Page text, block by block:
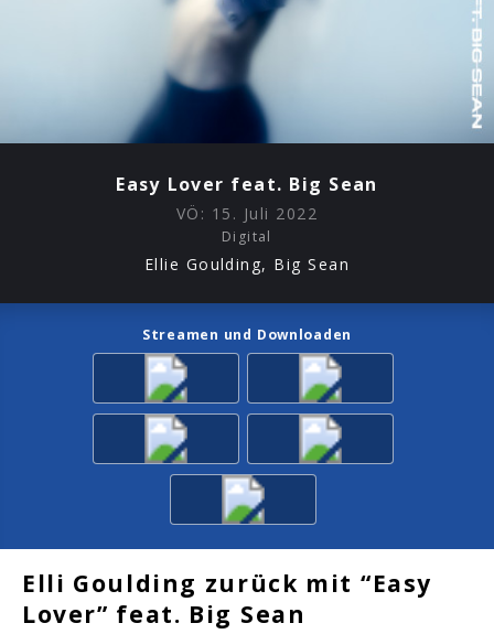
Easy Lover feat. Big Sean
VÖ: 15. Juli 2022
Digital
Ellie Goulding, Big Sean
Streamen und Downloaden
Elli Goulding zurück mit “Easy
Lover” feat. Big Sean